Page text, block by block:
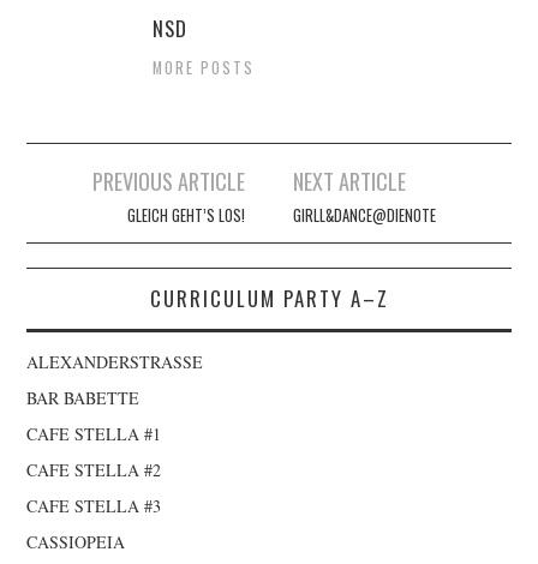
NSD
MORE POSTS
Artikel-
Navigation
PREVIOUS ARTICLE
GLEICH GEHT’S LOS!
NEXT ARTICLE
GIRLL&DANCE@DIENOTE
CURRICULUM PARTY A–Z
ALEXANDERSTRASSE
BAR BABETTE
CAFE STELLA #1
CAFE STELLA #2
CAFE STELLA #3
CASSIOPEIA